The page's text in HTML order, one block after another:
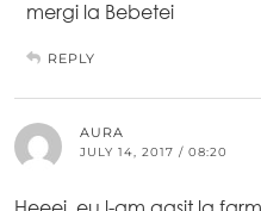
mergi la Bebetei
REPLY
AURA
JULY 14, 2017 / 08:20